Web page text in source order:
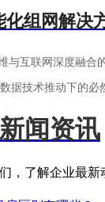
化组网解决
与互联网深度融合
据技术推动下的必
新闻资讯
，了解企业最新